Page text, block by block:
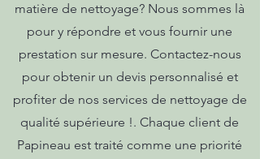
matière de nettoyage? Nous sommes là
pour y répondre et vous fournir une
prestation sur mesure. Contactez-nous
pour obtenir un devis personnalisé et
profiter de nos services de nettoyage de
qualité supérieure !. Chaque client de
Papineau est traité comme une priorité